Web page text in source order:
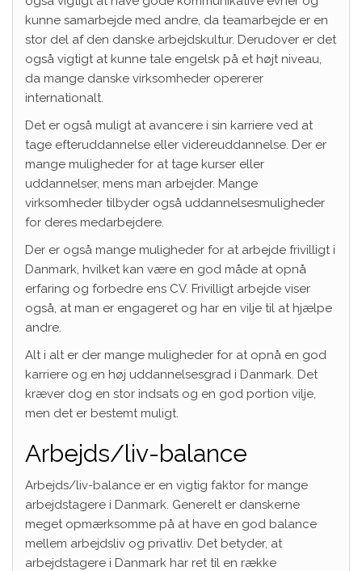
kunne samarbejde med andre, da teamarbejde er en
stor del af den danske arbejdskultur. Derudover er det
også vigtigt at kunne tale engelsk på et højt niveau,
da mange danske virksomheder opererer
internationalt.
Det er også muligt at avancere i sin karriere ved at
tage efteruddannelse eller videreuddannelse. Der er
mange muligheder for at tage kurser eller
uddannelser, mens man arbejder. Mange
virksomheder tilbyder også uddannelsesmuligheder
for deres medarbejdere.
Der er også mange muligheder for at arbejde frivilligt i
Danmark, hvilket kan være en god måde at opnå
erfaring og forbedre ens CV. Frivilligt arbejde viser
også, at man er engageret og har en vilje til at hjælpe
andre.
Alt i alt er der mange muligheder for at opnå en god
karriere og en høj uddannelsesgrad i Danmark. Det
kræver dog en stor indsats og en god portion vilje,
men det er bestemt muligt.
Arbejds/liv-balance
Arbejds/liv-balance er en vigtig faktor for mange
arbejdstagere i Danmark. Generelt er danskerne
meget opmærksomme på at have en god balance
mellem arbejdsliv og privatliv. Det betyder, at
arbejdstagere i Danmark har ret til en række